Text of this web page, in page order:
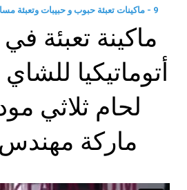
9 - ماكينات تعبئة حبوب و حبيبات وتعبئة مساحيق في اكياس اوتوماتيك
‫ماكينة تعبئة
أتوماتيكيا